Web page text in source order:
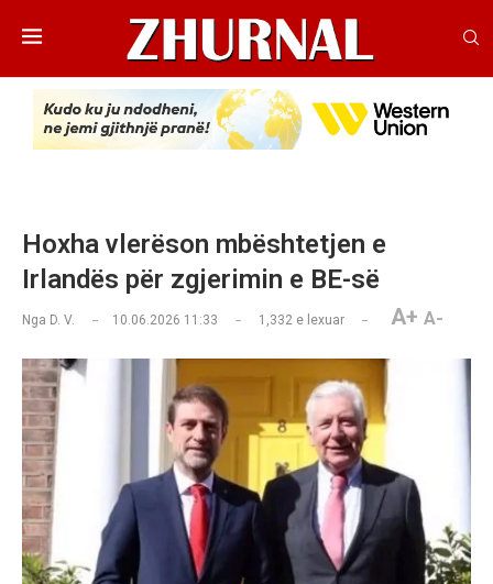
Hoxha vlerëson mbështetjen e
Irlandës për zgjerimin e BE-së
Nga D. V. 10.06.2026 11:33 1,332 e lexuar A+ A-